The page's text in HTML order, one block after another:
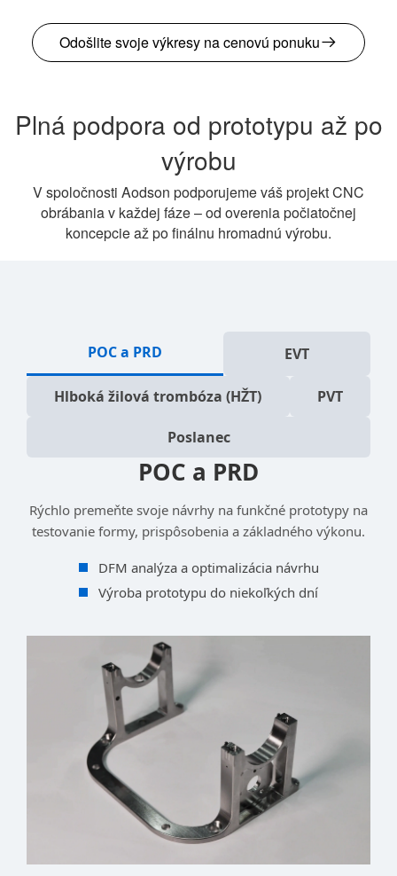
Odošlite svoje výkresy na cenovú ponuku
Plná podpora od prototypu až po
výrobu
V spoločnosti Aodson podporujeme váš projekt CNC
obrábania v každej fáze – od overenia počiatočnej
koncepcie až po finálnu hromadnú výrobu.
POC a PRD EVT
Hlboká žilová trombóza (HŽT) PVT
Poslanec
POC a PRD
Rýchlo premeňte svoje návrhy na funkčné prototypy na
testovanie formy, prispôsobenia a základného výkonu.
DFM analýza a optimalizácia návrhu
Výroba prototypu do niekoľkých dní